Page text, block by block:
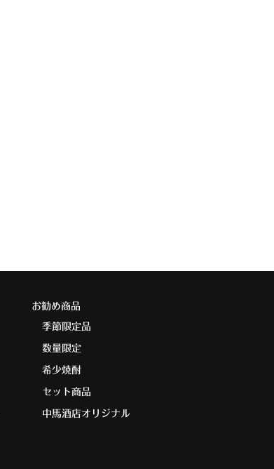
お勧め商品
季節限定品
数量限定
希少焼酎
セット商品
中馬酒店オリジナル